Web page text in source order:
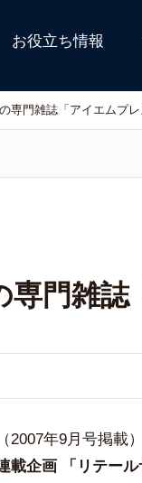
お役立ち情報
専門雑誌「アイエムプレ
専門雑誌
（2007年9月号掲載）
載企画 「リテー